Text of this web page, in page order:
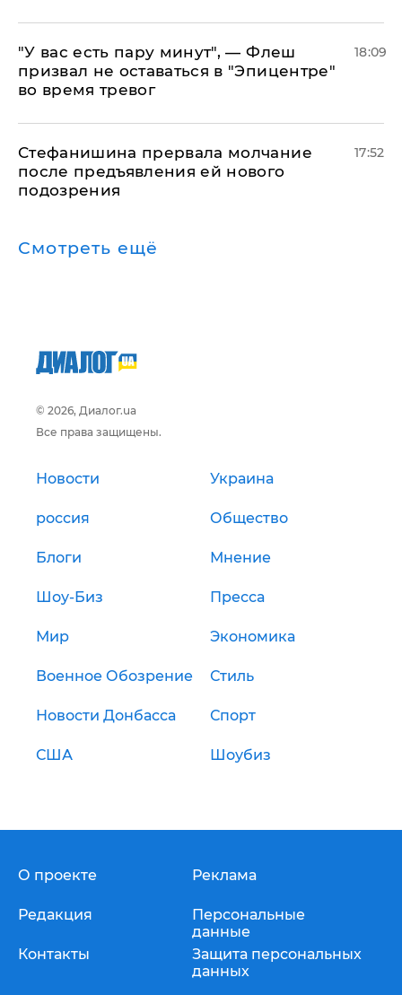
​"У вас есть пару минут", — Флеш
призвал не оставаться в "Эпицентре"
во время тревог
18:09
Стефанишина прервала молчание
после предъявления ей нового
подозрения
17:52
Смотреть ещё
© 2026, Диалог.ua
Все права защищены.
Новости Украина
россия Общество
Блоги Мнение
Шоу-Биз Пресса
Мир Экономика
Военное Обозрение Стиль
Новости Донбасса Спорт
США Шоубиз
О проекте
Редакция
Контакты
Реклама
Персональные
данные
Защита персональных
данных